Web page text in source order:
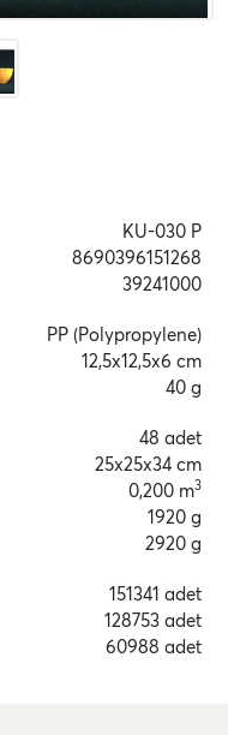
KU-030 P
8690396151268
39241000
PP (Polypropylene)
12,5x12,5x6 cm
40 g
48 adet
25x25x34 cm
0,200 m3
1920 g
2920 g
151341 adet
128753 adet
60988 adet